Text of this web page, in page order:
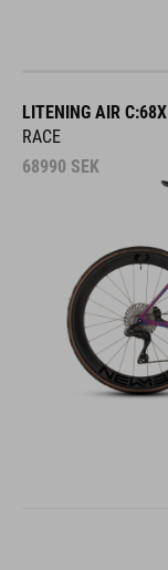
LITENING AIR C:68X
RACE
68990 SEK